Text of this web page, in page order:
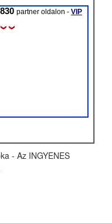
partner oldalon - VIP
- Az INGYENES